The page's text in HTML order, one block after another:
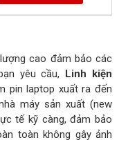
cao đảm bảo các
yêu cầu, Linh kiện
pin laptop xuất ra đến
máy sản xuất (new
tế kỹ càng, đảm bảo
toàn không gây ảnh